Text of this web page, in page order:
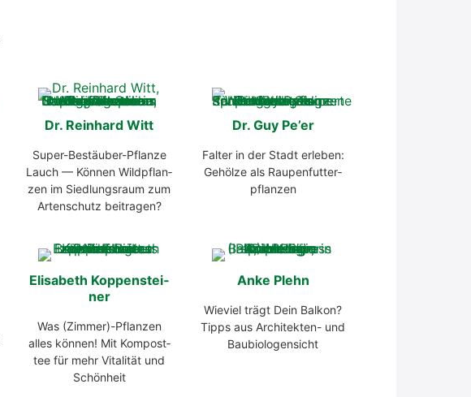
Dr. Rein­hard Witt
Super-Bestäu­ber-Pflan­ze
Lauch — Kön­nen Wild­pflan­
zen im Sied­lungs­raum zum
Arten­schutz bei­tra­gen?
Dr. Guy Pe’er
Fal­ter in der Stadt erle­ben:
Gehöl­ze als Rau­pen­fut­ter­
pflan­zen
Eli­sa­beth Kop­pen­stei­
ner
Was (Zimmer)-Pflanzen
alles kön­nen! Mit Kom­post­
tee für mehr Vita­li­tät und
Schön­heit
Anke Plehn
Wie­viel trägt Dein Bal­kon?
Tipps aus Archi­tek­ten- und
Bau­bio­lo­gen­sicht